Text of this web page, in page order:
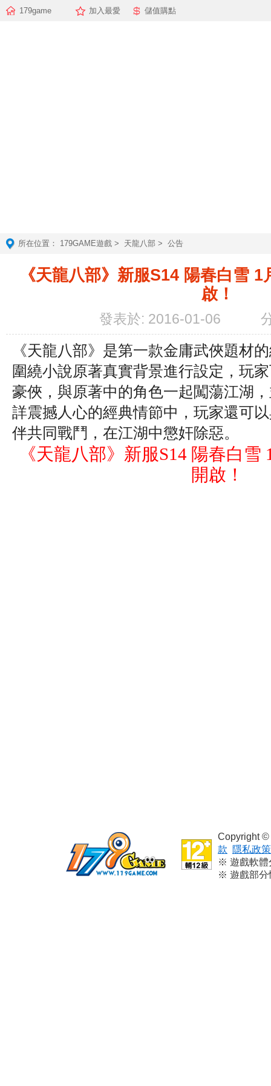
179game 加入最愛 儲值購點
所在位置： 179GAME遊戲 > 天龍八部 > 公告
《天龍八部》新服S14 陽春白雪
啟！
發表於: 2016-01-06
《天龍八部》是第一款金庸武俠題材
圍繞小說原著真實背景進行設定，玩
豪俠，與原著中的角色一起闖蕩江湖
詳震撼人心的經典情節中，玩家還可
伴共同戰鬥，在江湖中懲奸除惡。
《天龍八部》新服S14 陽春白雪
開啟！
Copyright
款
隱私政策
※ 遊戲軟體
※ 遊戲部分